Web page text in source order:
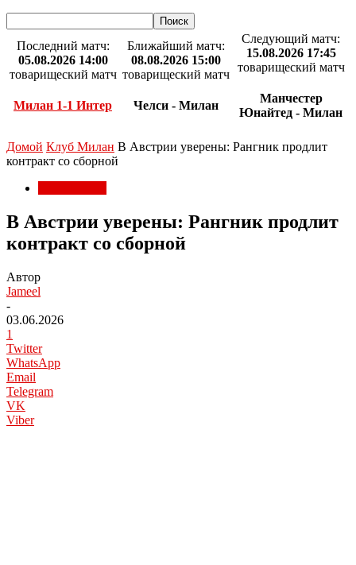
Последний матч:
05.08.2026 14:00
товарищеский матч
Милан 1-1 Интер
Ближайший матч:
08.08.2026 15:00
товарищеский матч
Челси - Милан
Следующий матч:
15.08.2026 17:45
товарищеский матч
Манчестер
Юнайтед - Милан
Домой Клуб Милан В Австрии уверены: Рангник продлит
контракт со сборной
В Австрии уверены: Рангник продлит
контракт со сборной
Автор
Jameel
-
03.06.2026
1
Twitter
WhatsApp
Email
Telegram
VK
Viber